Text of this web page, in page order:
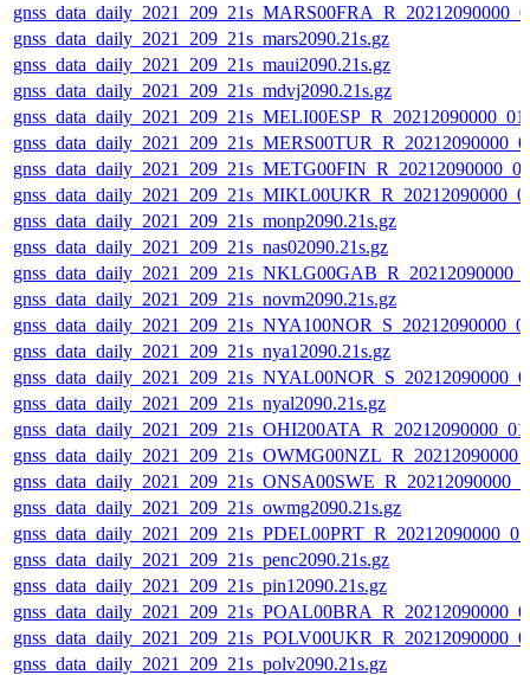
gnss_data_daily_2021_209_21s_mars2090.21s.gz
gnss_data_daily_2021_209_21s_maui2090.21s.gz
gnss_data_daily_2021_209_21s_mdvj2090.21s.gz
gnss_data_daily_2021_209_21s_monp2090.21s.gz
gnss_data_daily_2021_209_21s_nas02090.21s.gz
gnss_data_daily_2021_209_21s_novm2090.21s.gz
gnss_data_daily_2021_209_21s_nya12090.21s.gz
gnss_data_daily_2021_209_21s_nyal2090.21s.gz
gnss_data_daily_2021_209_21s_owmg2090.21s.gz
gnss_data_daily_2021_209_21s_penc2090.21s.gz
gnss_data_daily_2021_209_21s_pin12090.21s.gz
gnss_data_daily_2021_209_21s_polv2090.21s.gz